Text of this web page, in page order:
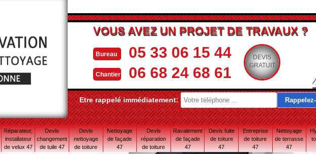
VOUS AVEZ UN PROJET DE TRAVAUX ?
Bureau 05 33 06 15 44
Chantier 06 68 24 68 61
DEVIS
GRATUIT
Etre rappelé immédiatement:
Réparateur,
installateur
de velux 47
Devis
changement
de tuile 47
Devis
nettoyage
de toiture
Nettoyage
de façade
47
Devis
réparation
de toiture
Ravalement
de façade
47
Devis fuite
de toiture
47
Entreprise
de toiture
47
Nettoyage
de terrasse
47